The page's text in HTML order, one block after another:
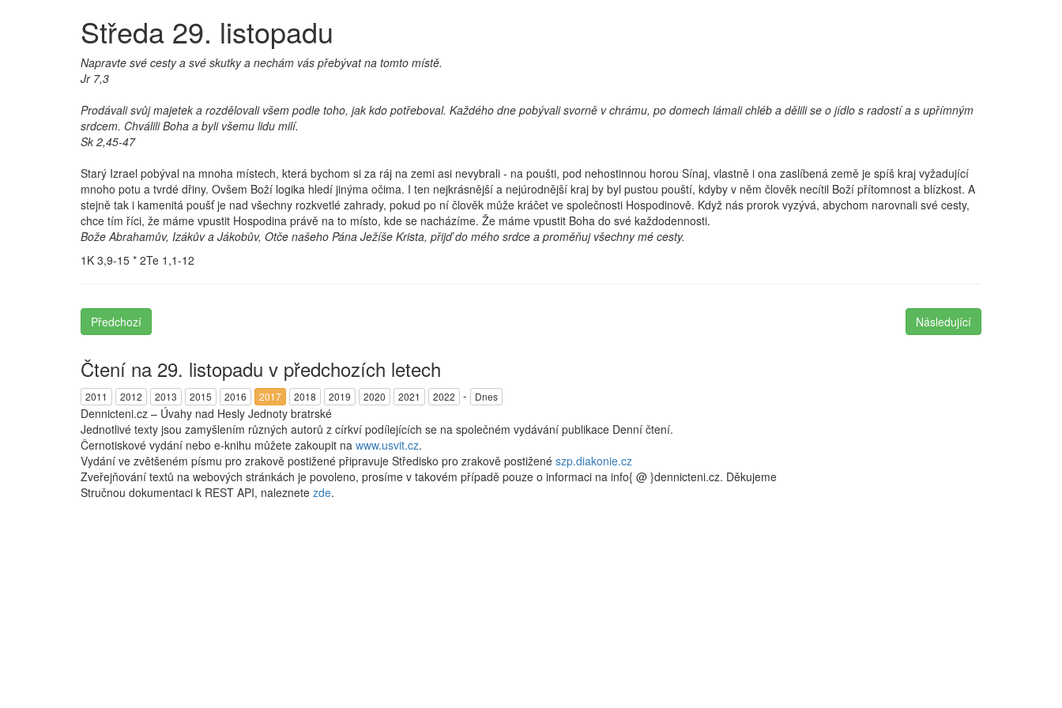
Středa 29. listopadu
Napravte své cesty a své skutky a nechám vás přebývat na tomto místě.
Jr 7,3
Prodávali svůj majetek a rozdělovali všem podle toho, jak kdo potřeboval. Každého dne pobývali svorně v chrámu, po domech lámali chléb a dělili se o jídlo s radostí a s upřímným
srdcem. Chválili Boha a byli všemu lidu milí.
Sk 2,45-47
Starý Izrael pobýval na mnoha místech, která bychom si za ráj na zemi asi nevybrali - na poušti, pod nehostinnou horou Sínaj, vlastně i ona zaslíbená země je spíš kraj vyžadující
mnoho potu a tvrdé dřiny. Ovšem Boží logika hledí jinýma očima. I ten nejkrásnější a nejúrodnější kraj by byl pustou pouští, kdyby v něm člověk necítil Boží přítomnost a blízkost. A
stejně tak i kamenitá poušť je nad všechny rozkvetlé zahrady, pokud po ní člověk může kráčet ve společnosti Hospodinově. Když nás prorok vyzývá, abychom narovnali své cesty,
chce tím říci, že máme vpustit Hospodina právě na to místo, kde se nacházíme. Že máme vpustit Boha do své každodennosti.
Bože Abrahamův, Izákův a Jákobův, Otče našeho Pána Ježíše Krista, přijď do mého srdce a proměňuj všechny mé cesty.
1K 3,9-15 * 2Te 1,1-12
Předchozí Následující
Čtení na 29. listopadu v předchozích letech
2011 2012 2013 2015 2016 2017 2018 2019 2020 2021 2022 - Dnes
Dennicteni.cz – Úvahy nad Hesly Jednoty bratrské
Jednotlivé texty jsou zamyšlením různých autorů z církví podílejících se na společném vydávání publikace Denní čtení.
Černotiskové vydání nebo e-knihu můžete zakoupit na www.usvit.cz.
Vydání ve zvětšeném písmu pro zrakově postižené připravuje Středisko pro zrakově postižené szp.diakonie.cz
Zveřejňování textů na webových stránkách je povoleno, prosíme v takovém případě pouze o informaci na info{ @ }dennicteni.cz. Děkujeme
Stručnou dokumentaci k REST API, naleznete zde.